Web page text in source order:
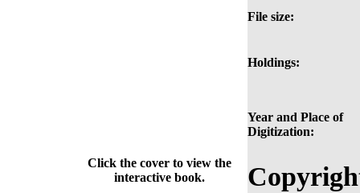
File size:
Holdings:
Year and Place of
Digitization:
Click the cover to view the
interactive book.